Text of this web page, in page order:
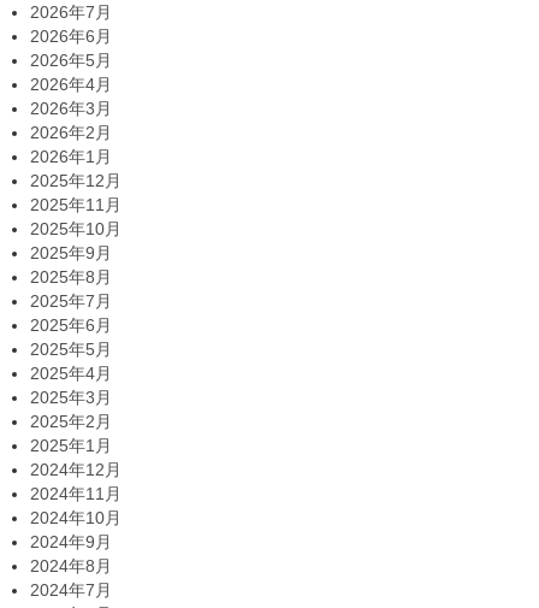
2026年7月
2026年6月
2026年5月
2026年4月
2026年3月
2026年2月
2026年1月
2025年12月
2025年11月
2025年10月
2025年9月
2025年8月
2025年7月
2025年6月
2025年5月
2025年4月
2025年3月
2025年2月
2025年1月
2024年12月
2024年11月
2024年10月
2024年9月
2024年8月
2024年7月